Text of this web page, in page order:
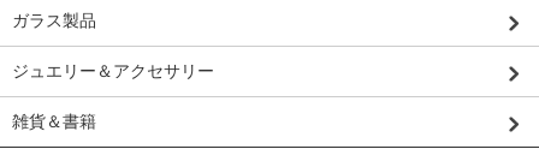
ガラス製品
ジュエリー＆アクセサリー
雑貨＆書籍